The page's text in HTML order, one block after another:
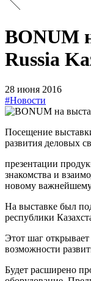
BONUM
Russia
28 июня 2016
#Новости
Посещение
развития деловых
презентации
знакомства и
новому важнейшему
На выставке был
республики
Этот шаг
возможности
Будет расширено